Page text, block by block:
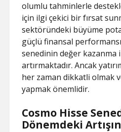
olumlu tahminlerle
için ilgi çekici bir fırsat
sektöründeki büyüme
güçlü finansal
senedinin değer kazanma
artırmaktadır. Ancak
her zaman dikkatli olmak
yapmak önemlidir.
Cosmo Hisse
Dönemdeki